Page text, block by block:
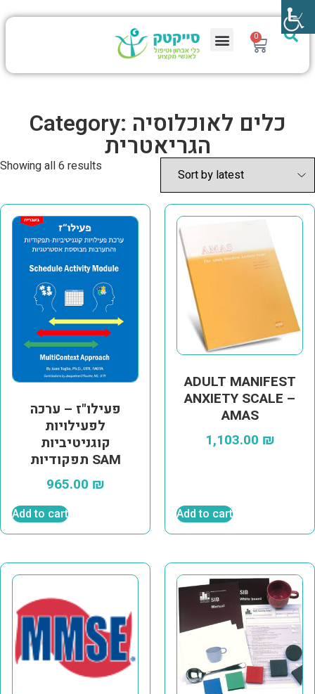
0
Category: כלים לאוכלוסיה
הגריאטרית
Showing all 6 results
פעילו"ז – ערכה
לפעילויות
קוגניטיביות
תפקודיות SAM
965.00 ₪
Add to cart
ADULT MANIFEST
ANXIETY SCALE –
AMAS
1,103.00 ₪
Add to cart